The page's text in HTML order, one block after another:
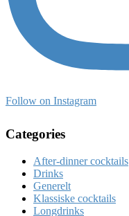
Follow on Instagram
Categories
After-dinner cocktails
Drinks
Generelt
Klassiske cocktails
Longdrinks